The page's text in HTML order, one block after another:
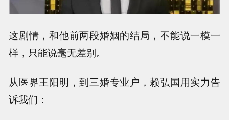
这剧情，和他前两段婚姻的结局，不能说一模一
样，只能说毫无差别。
从医界王阳明，到三婚专业户，赖弘国用实力告
诉我们：